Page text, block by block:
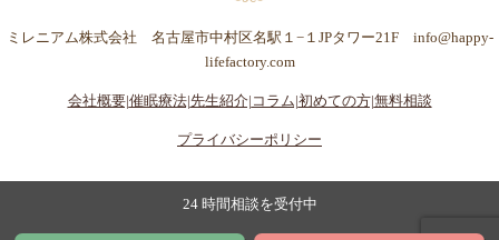
ミレニアム株式会社 名古屋市中村区名駅１−１JPタワー21F info@happy-
lifefactory.com
会社概要|催眠療法|先生紹介| コラム|初めての方|無料相談
プライバシーポリシー
24 時間相談を受付中